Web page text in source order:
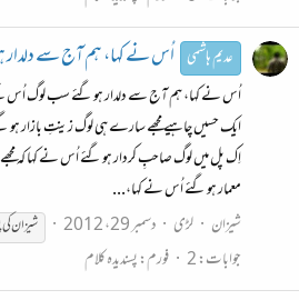
عدیم ہاشمی اُس نے کہا، ہم آج سے دلدار
اُس نے کہا، ہم آج سے دلدار ہو گئے سب لوگ اُس
ایک حسیں چاہیے مجھے سارے ہی لوگ زینتِ بازار
اِک پل میں لوگ صاحبِ کردار ہو گئے اُس نے کہا کہ
معمار ہو گئے اُس نے کہا،...
شیزان
لڑی دسمبر 29، 2012 شیزان کی
جوابات: 2 فورم:پسندیدہ کلام